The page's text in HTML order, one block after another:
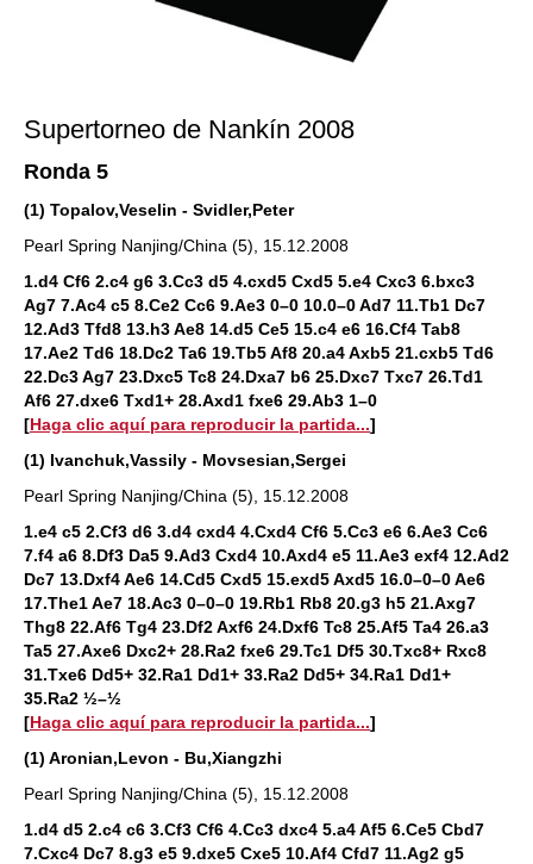
Supertorneo de Nankín 2008
Ronda 5
(1) Topalov,Veselin - Svidler,Peter
Pearl Spring Nanjing/China (5), 15.12.2008
1.d4 Cf6 2.c4 g6 3.Cc3 d5 4.cxd5 Cxd5 5.e4 Cxc3 6.bxc3
Ag7 7.Ac4 c5 8.Ce2 Cc6 9.Ae3 0–0 10.0–0 Ad7 11.Tb1 Dc7
12.Ad3 Tfd8 13.h3 Ae8 14.d5 Ce5 15.c4 e6 16.Cf4 Tab8
17.Ae2 Td6 18.Dc2 Ta6 19.Tb5 Af8 20.a4 Axb5 21.cxb5 Td6
22.Dc3 Ag7 23.Dxc5 Tc8 24.Dxa7 b6 25.Dxc7 Txc7 26.Td1
Af6 27.dxe6 Txd1+ 28.Axd1 fxe6 29.Ab3 1–0
[Haga clic aquí para reproducir la partida...]
(1) Ivanchuk,Vassily - Movsesian,Sergei
Pearl Spring Nanjing/China (5), 15.12.2008
1.e4 c5 2.Cf3 d6 3.d4 cxd4 4.Cxd4 Cf6 5.Cc3 e6 6.Ae3 Cc6
7.f4 a6 8.Df3 Da5 9.Ad3 Cxd4 10.Axd4 e5 11.Ae3 exf4 12.Ad2
Dc7 13.Dxf4 Ae6 14.Cd5 Cxd5 15.exd5 Axd5 16.0–0–0 Ae6
17.The1 Ae7 18.Ac3 0–0–0 19.Rb1 Rb8 20.g3 h5 21.Axg7
Thg8 22.Af6 Tg4 23.Df2 Axf6 24.Dxf6 Tc8 25.Af5 Ta4 26.a3
Ta5 27.Axe6 Dxc2+ 28.Ra2 fxe6 29.Tc1 Df5 30.Txc8+ Rxc8
31.Txe6 Dd5+ 32.Ra1 Dd1+ 33.Ra2 Dd5+ 34.Ra1 Dd1+
35.Ra2 ½–½
[Haga clic aquí para reproducir la partida...]
(1) Aronian,Levon - Bu,Xiangzhi
Pearl Spring Nanjing/China (5), 15.12.2008
1.d4 d5 2.c4 c6 3.Cf3 Cf6 4.Cc3 dxc4 5.a4 Af5 6.Ce5 Cbd7
7.Cxc4 Dc7 8.g3 e5 9.dxe5 Cxe5 10.Af4 Cfd7 11.Ag2 g5